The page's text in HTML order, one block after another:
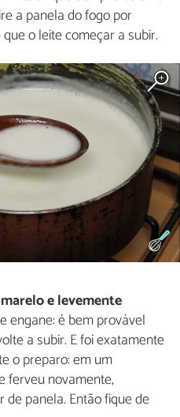
a panela do fogo por
o leite começar a subir.
e levemente
engane: é bem provável
a subir. E foi exatamente
o preparo: em um
ferveu novamente,
panela. Então fique de